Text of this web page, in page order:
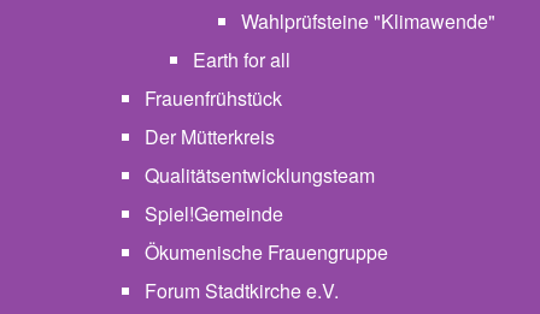
Wahlprüfsteine "Klimawende"
Earth for all
Frauenfrühstück
Der Mütterkreis
Qualitätsentwicklungsteam
Spiel!Gemeinde
Ökumenische Frauengruppe
Forum Stadtkirche e.V.